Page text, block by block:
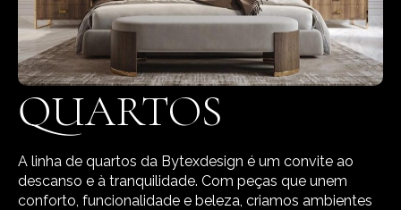
QUARTOS
A linha de quartos da Bytexdesign é um convite ao
descanso e à tranquilidade. Com peças que unem
conforto, funcionalidade e beleza, criamos ambientes